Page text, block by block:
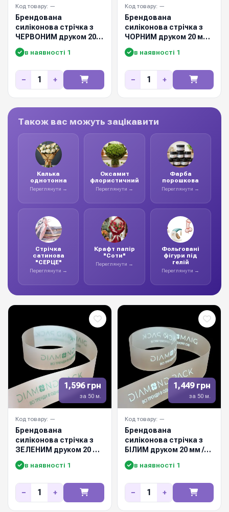
Код товару: —
Брендована
силіконова стрічка з
ЧЕРВОНИМ друком 20
мм / 50м
в наявності 1
− +
Код товару: —
Брендована
силіконова стрічка з
ЧОРНИМ друком 20 мм /
50м
в наявності 1
− +
Також вас можуть зацікавити
Калька
однотонна
Переглянути →
Оксамит
флористичний
Переглянути →
Фарба
порошкова
Переглянути →
Стрічка
сатинова
"СЕРЦЕ"
Переглянути →
Крафт папір
"Соти"
Переглянути →
Фольговані
фігури під
гелій
Переглянути →
1,596 грн
за 50 м.
Код товару: —
Брендована
силіконова стрічка з
ЗЕЛЕНИМ друком 20 мм
/ 50м
в наявності 1
− +
1,449 грн
за 50 м.
Код товару: —
Брендована
силіконова стрічка з
БІЛИМ друком 20 мм /
50м
в наявності 1
− +